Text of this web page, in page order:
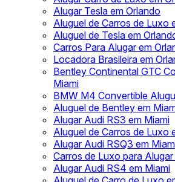
Alugar Tesla em Orlando
Aluguel de Carros de Luxo
Aluguel de Tesla em
Carros Para Alugar em
Locadora Brasileira em
Bentley Continental GTC
Miami
BMW M4 Convertible
Aluguel de Bentley em
Alugar Audi RS3 em Miami
Aluguel de Carros de Luxo
Alugar Audi RSQ3 em
Carros de Luxo para
Alugar Audi RS4 em Miami